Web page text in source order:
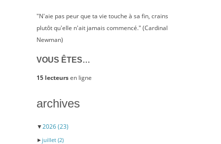
"N'aie pas peur que ta vie touche à sa fin, crains
plutôt qu'elle n'ait jamais commencé." (Cardinal
Newman)
VOUS ÊTES…
15 lecteursen ligne
archives
▼2026(23)
► juillet (2)